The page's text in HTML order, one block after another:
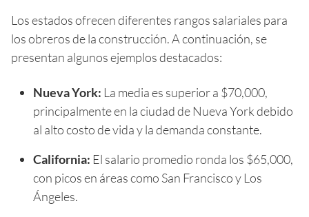
Los estados ofrecen diferentes rangos salariales para
los obreros de la construcción. A continuación, se
presentan algunos ejemplos destacados:
Nueva York: La media es superior a $70,000,
principalmente en la ciudad de Nueva York debido
al alto costo de vida y la demanda constante.
California: El salario promedio ronda los $65,000,
con picos en áreas como San Francisco y Los
Ángeles.